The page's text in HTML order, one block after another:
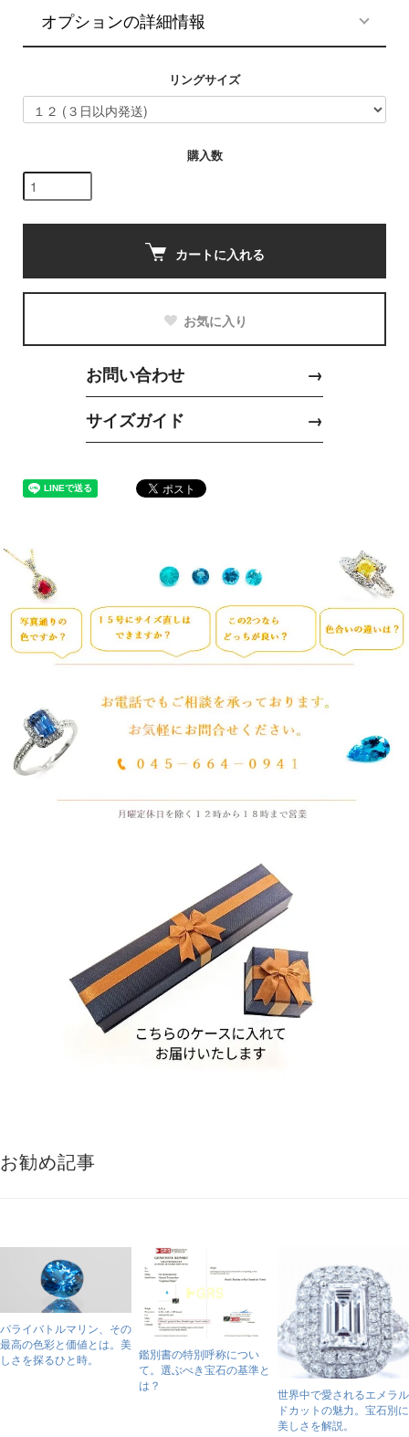
オプションの詳細情報
リングサイズ
購入数
カートに入れる
お気に入り
お問い合わせ →
サイズガイド →
お勧め記事
パライバトルマリン、その
最高の色彩と価値とは。美
しさを探るひと時。
鑑別書の特別呼称につい
て。選ぶべき宝石の基準と
は？
世界中で愛されるエメラル
ドカットの魅力。宝石別に
美しさを解説。